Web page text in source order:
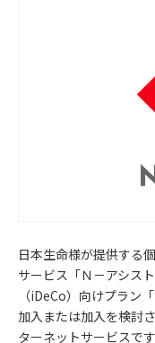
日本生命様が提供する
サービス「Ｎ－アシス
（iDeCo）向けプラン
加入または加入を検討
ターネットサービスです